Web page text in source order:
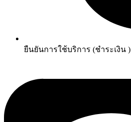
ยืนยันการใช้บริการ (ชำระเงิน )​